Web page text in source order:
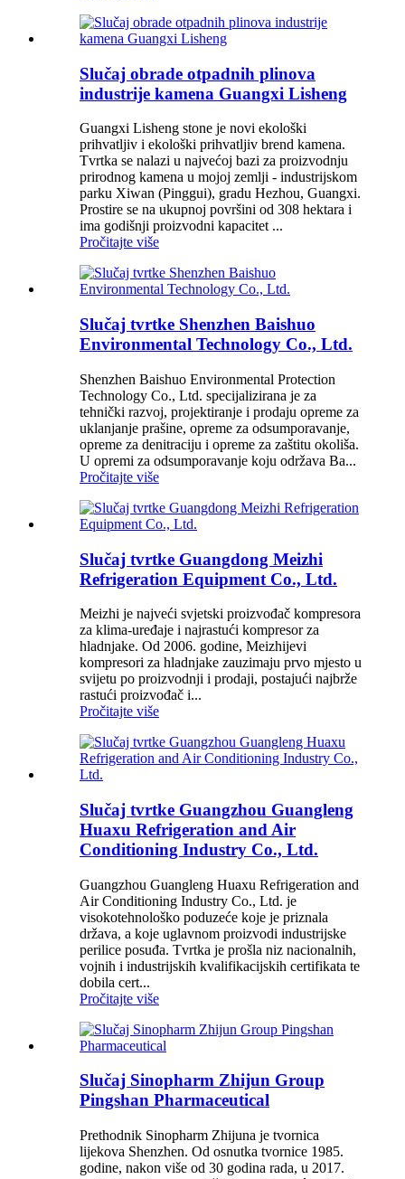
Slučaj obrade otpadnih plinova
industrije kamena Guangxi Lisheng
Guangxi Lisheng stone je novi ekološki
prihvatljiv i ekološki prihvatljiv brend kamena.
Tvrtka se nalazi u najvećoj bazi za proizvodnju
prirodnog kamena u mojoj zemlji - industrijskom
parku Xiwan (Pinggui), gradu Hezhou, Guangxi.
Prostire se na ukupnoj površini od 308 hektara i
ima godišnji proizvodni kapacitet ...
Pročitajte više
Slučaj tvrtke Shenzhen Baishuo
Environmental Technology Co., Ltd.
Shenzhen Baishuo Environmental Protection
Technology Co., Ltd. specijalizirana je za
tehnički razvoj, projektiranje i prodaju opreme za
uklanjanje prašine, opreme za odsumporavanje,
opreme za denitraciju i opreme za zaštitu okoliša.
U opremi za odsumporavanje koju održava Ba...
Pročitajte više
Slučaj tvrtke Guangdong Meizhi
Refrigeration Equipment Co., Ltd.
Meizhi je najveći svjetski proizvođač kompresora
za klima-uređaje i najrastući kompresor za
hladnjake. Od 2006. godine, Meizhijevi
kompresori za hladnjake zauzimaju prvo mjesto u
svijetu po proizvodnji i prodaji, postajući najbrže
rastući proizvođač i...
Pročitajte više
Slučaj tvrtke Guangzhou Guangleng
Huaxu Refrigeration and Air
Conditioning Industry Co., Ltd.
Guangzhou Guangleng Huaxu Refrigeration and
Air Conditioning Industry Co., Ltd. je
visokotehnološko poduzeće koje je priznala
država, a koje uglavnom proizvodi industrijske
perilice posuđa. Tvrtka je prošla niz nacionalnih,
vojnih i industrijskih kvalifikacijskih certifikata te
dobila cert...
Pročitajte više
Slučaj Sinopharm Zhijun Group
Pingshan Pharmaceutical
Prethodnik Sinopharm Zhijuna je tvornica
lijekova Shenzhen. Od osnutka tvornice 1985.
godine, nakon više od 30 godina rada, u 2017.